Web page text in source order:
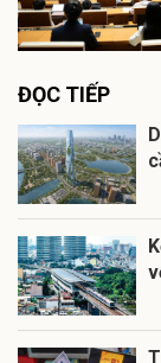
ĐỌC TIẾP